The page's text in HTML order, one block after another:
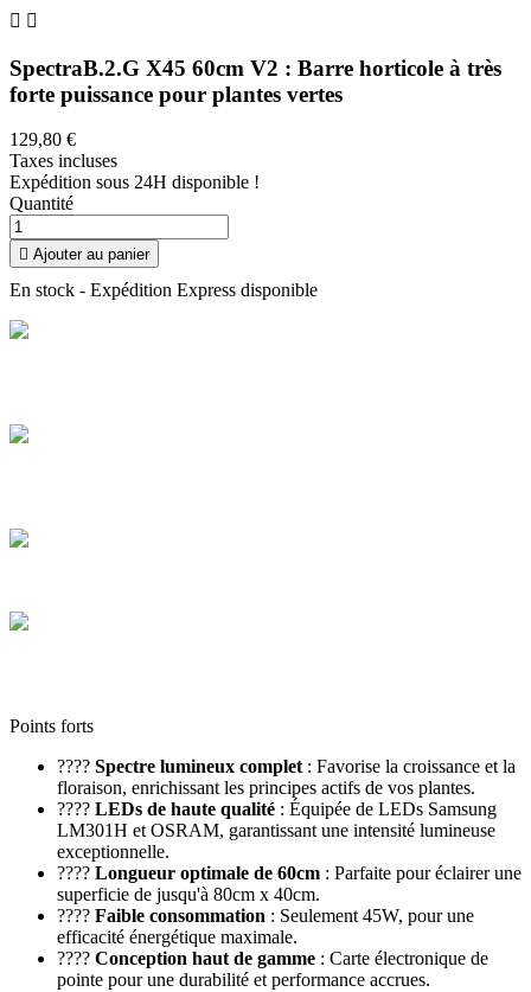
 
SpectraB.2.G X45 60cm V2 : Barre horticole à très
forte puissance pour plantes vertes
129,80 €
Taxes incluses
Expédition sous 24H disponible !
Quantité
 Ajouter au panier
En stock - Expédition Express disponible
Points forts
???? Spectre lumineux complet: Favorise la croissance et la
floraison, enrichissant les principes actifs de vos plantes.
???? LEDs de haute qualité : Équipée de LEDs Samsung
LM301H et OSRAM, garantissant une intensité lumineuse
exceptionnelle.
???? Longueur optimale de 60cm : Parfaite pour éclairer une
superficie de jusqu'à 80cm x 40cm.
???? Faible consommation : Seulement 45W, pour une
efficacité énergétique maximale.
???? Conception haut de gamme : Carte électronique de
pointe pour une durabilité et performance accrues.